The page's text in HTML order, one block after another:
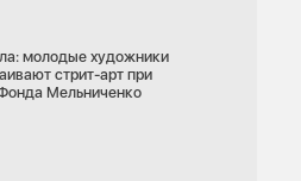
молодые художники
стрит-арт при
Мельниченко